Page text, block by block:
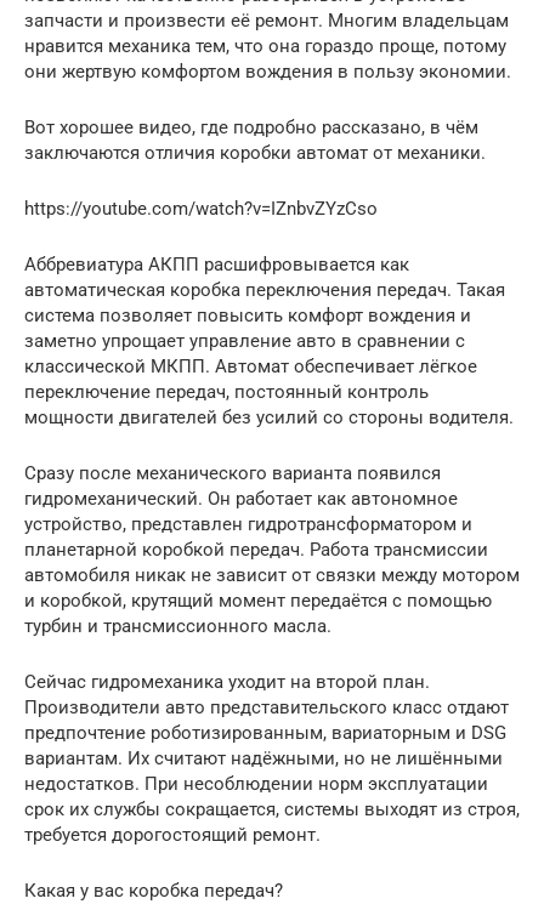
запчасти и произвести её ремонт. Многим владельцам
нравится механика тем, что она гораздо проще, потому
они жертвую комфортом вождения в пользу экономии.
Вот хорошее видео, где подробно рассказано, в чём
заключаются отличия коробки автомат от механики.
https://youtube.com/watch?v=IZnbvZYzCso
Аббревиатура АКПП расшифровывается как
автоматическая коробка переключения передач. Такая
система позволяет повысить комфорт вождения и
заметно упрощает управление авто в сравнении с
классической МКПП. Автомат обеспечивает лёгкое
переключение передач, постоянный контроль
мощности двигателей без усилий со стороны водителя.
Сразу после механического варианта появился
гидромеханический. Он работает как автономное
устройство, представлен гидротрансформатором и
планетарной коробкой передач. Работа трансмиссии
автомобиля никак не зависит от связки между мотором
и коробкой, крутящий момент передаётся с помощью
турбин и трансмиссионного масла.
Сейчас гидромеханика уходит на второй план.
Производители авто представительского класс отдают
предпочтение роботизированным, вариаторным и DSG
вариантам. Их считают надёжными, но не лишёнными
недостатков. При несоблюдении норм эксплуатации
срок их службы сокращается, системы выходят из строя,
требуется дорогостоящий ремонт.
Какая у вас коробка передач?